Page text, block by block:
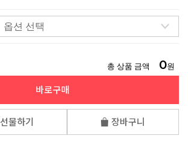
총 상품 금액 0원
바로구매
선물하기 장바구니